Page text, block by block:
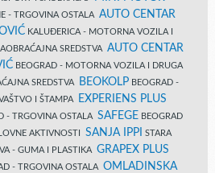
- TRGOVINA OSTALA AUTO CENTAR
KALUĐERICA - MOTORNA VOZILA I
SREDSTVA AUTO CENTAR
BEOGRAD - MOTORNA VOZILA I DRUGA
SREDSTVA
BEOKOLPBEOGRAD -
I ŠTAMPA
EXPERIENS PLUS
- TRGOVINA OSTALA SAFEGE BEOGRAD
AKTIVNOSTI SANJA IPPI
STARA
- GUMA I PLASTIKA GRAPEX PLUS
- TRGOVINA OSTALA OMLADINSKA